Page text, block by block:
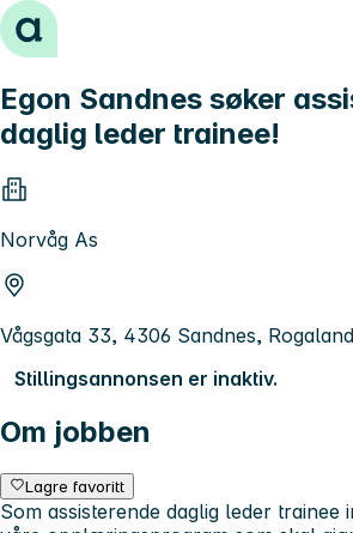
Hopp til innhold
Egon Sandnes søker
daglig leder trainee!
Norvåg As
Vågsgata 33, 4306 Sandnes, Rogaland
Stillingsannonsen er inaktiv.
Om jobben
Lagre favoritt
Som assisterende daglig leder trainee